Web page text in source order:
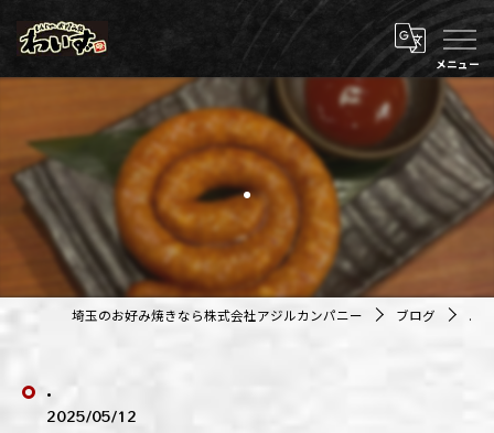
.
埼玉のお好み焼きなら株式会社アジルカンパニー ブログ .
.
2025/05/12